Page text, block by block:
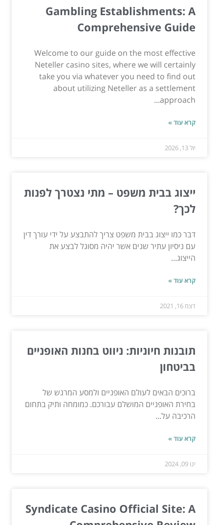
Gambling Establishments: A
Comprehensive Guide
Welcome to our guide on the most effective
Neteller casino sites, where we will certainly
take you via whatever you need to find out
about utilizing Neteller as a settlement
approach...
קרא עוד »
יול 13, 2026
ייצוג בבית משפט – מתי נצטרך לפנות
לכך?
דבר כמו ייצוג בבית משפט צריך להתבצע על ידי עורך דין
עם ניסיון עתיר שנים אשר יהיה מסוגל לבצע את
הייצוג...
קרא עוד »
דצמ 16, 2021
תובנות חיוניות: ניווט בחנות האופניים
בביטחון
ברוכים הבאים לעולם האופניים ולמסע המרגש של
בחירת האופניים המושלם עבורכם. כמומחה ותיק בתחום
הרכיבה על...
קרא עוד »
ינו 09, 2024
Syndicate Casino Official Site: A